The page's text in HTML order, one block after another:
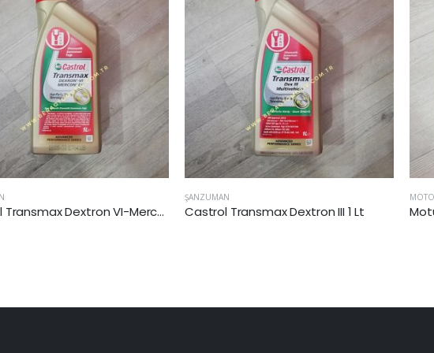
Transmax Dextron III 1 Lt
MOTOSİKLET
Motul 5100 4T 10w40 4 Lt